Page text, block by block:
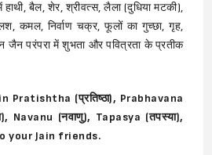
बैल, शेर, श्रीवत्स, लैला (दुधिया मटकी),
कमल, निर्वाण चक्र, फूलों का गुच्छा, गृह,
जैन परंपरा में शुभता और पवित्रता के प्रतीक
(प्रतिष्ठा), Prabhavana
Navanu (नवाणु), Tapasya (तपस्या),
your Jain friends.